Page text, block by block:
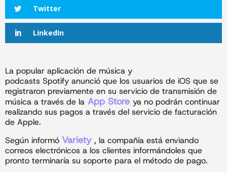
Twitter
LinkedIn
La popular aplicación de música y
podcasts Spotify anunció que los usuarios de iOS que se
registraron previamente en su servicio de transmisión de
música a través de la App Store ya no podrán continuar
realizando sus pagos a través del servicio de facturación
de Apple.
Según informó Variety , la compañía está enviando
correos electrónicos a los clientes informándoles que
pronto terminaría su soporte para el método de pago.